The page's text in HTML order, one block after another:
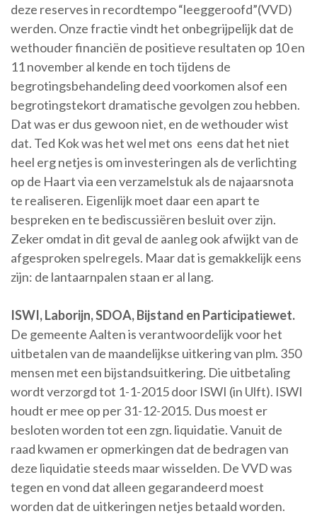
deze reserves in recordtempo “leeggeroofd”(VVD)
werden. Onze fractie vindt het onbegrijpelijk dat de
wethouder financiën de positieve resultaten op 10 en
11 november al kende en toch tijdens de
begrotingsbehandeling deed voorkomen alsof een
begrotingstekort dramatische gevolgen zou hebben.
Dat was er dus gewoon niet, en de wethouder wist
dat. Ted Kok was het wel met ons eens dat het niet
heel erg netjes is om investeringen als de verlichting
op de Haart via een verzamelstuk als de najaarsnota
te realiseren. Eigenlijk moet daar een apart te
bespreken en te bediscussiëren besluit over zijn.
Zeker omdat in dit geval de aanleg ook afwijkt van de
afgesproken spelregels. Maar dat is gemakkelijk eens
zijn: de lantaarnpalen staan er al lang.
ISWI, Laborijn, SDOA, Bijstand en Participatiewet.
De gemeente Aalten is verantwoordelijk voor het
uitbetalen van de maandelijkse uitkering van plm. 350
mensen met een bijstandsuitkering. Die uitbetaling
wordt verzorgd tot 1-1-2015 door ISWI (in Ulft). ISWI
houdt er mee op per 31-12-2015. Dus moest er
besloten worden tot een zgn. liquidatie. Vanuit de
raad kwamen er opmerkingen dat de bedragen van
deze liquidatie steeds maar wisselden. De VVD was
tegen en vond dat alleen gegarandeerd moest
worden dat de uitkeringen netjes betaald worden.